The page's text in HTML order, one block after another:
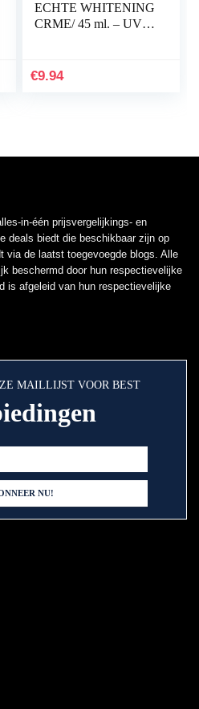
ECHTE WHITENING
CRME/ 45 ml. – UV
gepigmenteerde
€9.94
in-één prijsvergelijkings- en
deals biedt die beschikbaar zijn op
via de laatst toegevoegde blogs. Alle
beschermd door hun respectievelijke
is afgeleid van hun respectievelijke
MAILLIJST VOOR BEST